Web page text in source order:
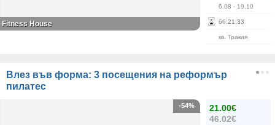
6.08 - 19.10
66:21 :32
кв. Тракия
Fitness House
Влез във форма: 3 посещения на реформър
пилатес
21.00€
46.02€
-54%